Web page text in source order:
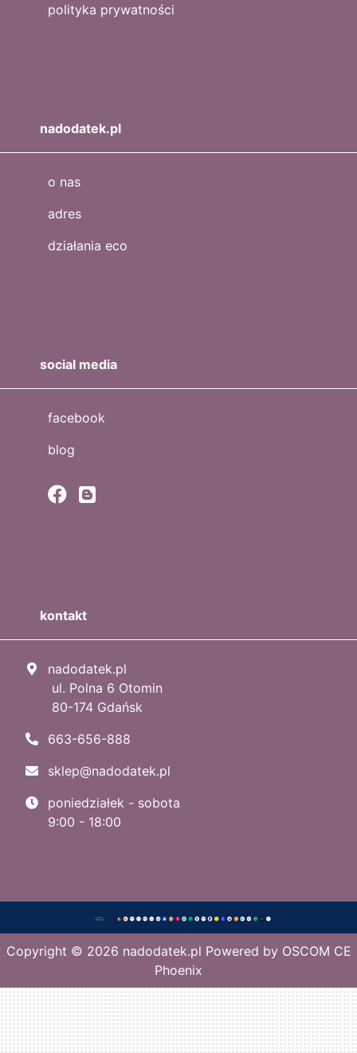
polityka prywatności
nadodatek.pl
o nas
adres
działania eco
social media
facebook
blog
kontakt
nadodatek.pl
ul. Polna 6 Otomin
80-174 Gdańsk
663-656-888
sklep@nadodatek.pl
poniedziałek - sobota
9:00 - 18:00
Copyright © 2026 nadodatek.pl Powered by OSCOM CE
Phoenix